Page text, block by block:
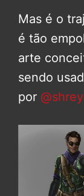
Mas é o
é tão
arte
sendo
por